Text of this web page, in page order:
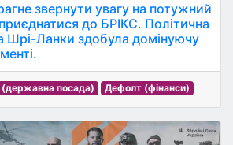
звернути увагу на потужний
до БРІКС. Політична
Шрі-Ланки здобула домінуючу
(державна посада) Дефолт (фінанси)